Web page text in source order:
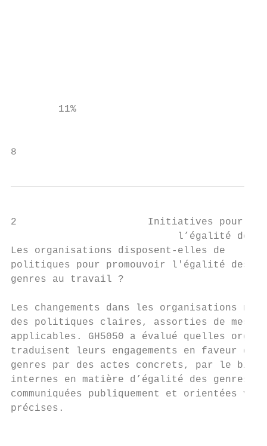
11%
8
2                      Initiatives pour
l’égalité des
Les organisations disposent-
politiques pour promouvoir l'égalité des
genres au travail ?
Les changements dans les organisations
des politiques claires, assorties de
applicables. GH5050 a évalué quelles
traduisent leurs engagements en faveur
genres par des actes concrets, par le
internes en matière d’égalité des
communiquées publiquement et orientées
précises.